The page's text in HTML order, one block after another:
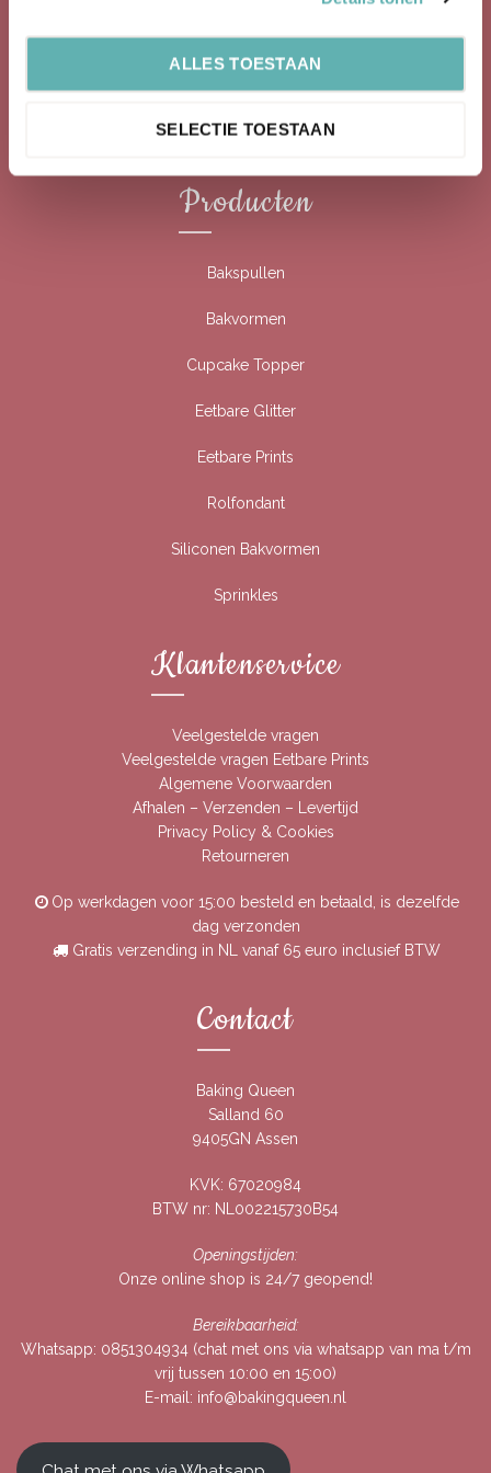
ALLES TOESTAAN
SELECTIE TOESTAAN
Baking Queen is opgestart in 2016.
Instagram
Producten
Bakspullen
Bakvormen
Cupcake Topper
Eetbare Glitter
Eetbare Prints
Rolfondant
Siliconen Bakvormen
Sprinkles
Klantenservice
Veelgestelde vragen
Veelgestelde vragen Eetbare Prints
Algemene Voorwaarden
Afhalen – Verzenden – Levertijd
Privacy Policy & Cookies
Retourneren
Op werkdagen voor 15:00 besteld en betaald, is dezelfde
dag verzonden
Gratis verzending in NL vanaf 65 euro inclusief BTW
Contact
Baking Queen
Salland 60
9405GN Assen
KVK: 67020984
BTW nr: NL002215730B54
Openingstijden:
Onze online shop is 24/7 geopend!
Bereikbaarheid:
Whatsapp: 0851304934(chat met ons via whatsapp van ma t/m
vrij tussen 10:00 en 15:00)
E-mail: info@bakingqueen.nl